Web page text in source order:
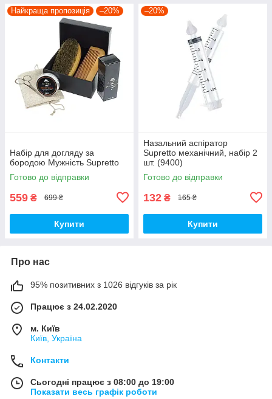
Найкраща пропозиція –20%
Набір для догляду за
бородою Мужність Supretto
Готово до відправки
559 ₴ 699 ₴
Купити
–20%
Назальний аспіратор
Supretto механічний, набір 2
шт. (9400)
Готово до відправки
132 ₴ 165 ₴
Купити
Про нас
95% позитивних з 1026 відгуків за рік
Працює з 24.02.2020
м. Київ
Київ, Україна
Контакти
Сьогодні працює з 08:00 до 19:00
Показати весь графік роботи